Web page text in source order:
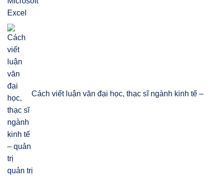
Cách viết luận văn đại học, thạc sĩ ngành kinh tế –
quản trị